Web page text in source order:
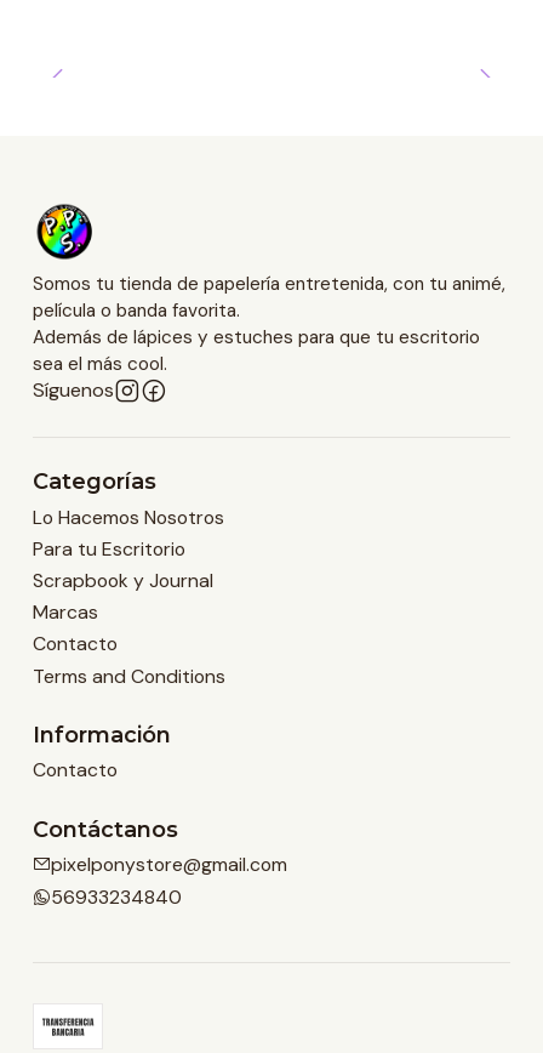
Somos tu tienda de papelería entretenida, con tu animé,
película o banda favorita.
Además de lápices y estuches para que tu escritorio
sea el más cool.
Síguenos
Categorías
Lo Hacemos Nosotros
Para tu Escritorio
Scrapbook y Journal
Marcas
Contacto
Terms and Conditions
Información
Contacto
Contáctanos
pixelponystore@gmail.com
56933234840